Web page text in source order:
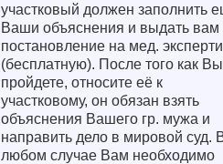
участковый должен заполнить
Ваши объяснения и выдать вам
постановление на мед.
(бесплатную). После того как
пройдете, относите её к
участковому, он обязан взять
объяснения Вашего гр. мужа и
направить дело в мировой суд.
любом случае Вам необходимо